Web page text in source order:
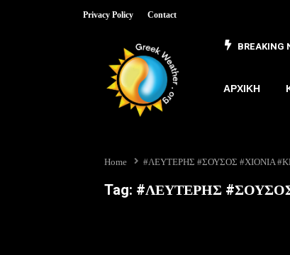
Privacy Policy Contact
BREAKING
ΑΡΧΙΚΗ
Home #ΛΕΥΤΕΡΗΣ #ΣΟΥΣΟΣ #ΧΙΟΝΙΑ
Tag: #ΛΕΥΤΕΡΗΣ